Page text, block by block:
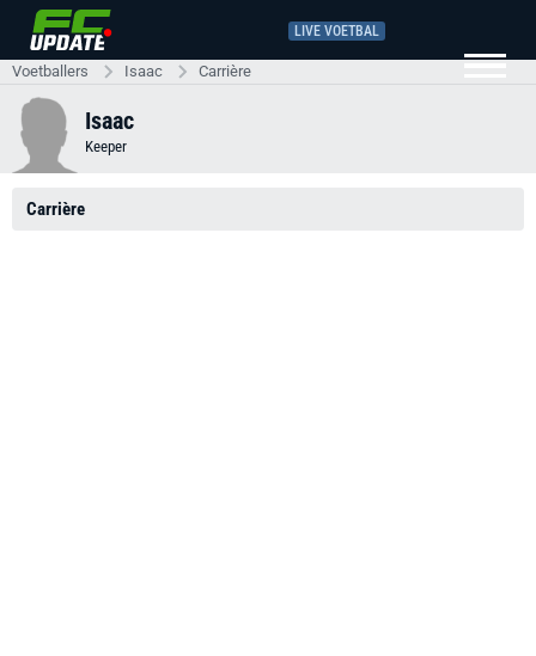
LIVE VOETBAL
Voetballers Isaac Carrière
Isaac
Keeper
Carrière